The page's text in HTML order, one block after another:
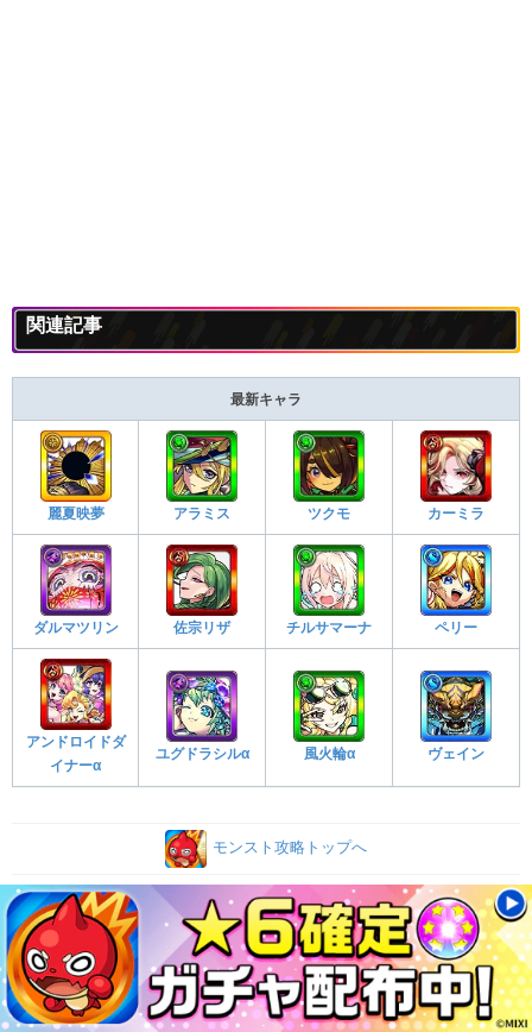
関連記事
最新キャラ
麗夏映夢 アラミス ツクモ カーミラ
ダルマツリン 佐宗リザ チルサマーナ ペリー
アンドロイドダ
イナーα
ユグドラシルα 風火輪α ヴェイン
モンスト攻略トップへ
©MIXI All rights reserved.
※アルテマに掲載しているゲーム内画像の著作権、商標権その他の知的財産権は、当
該コンテンツの提供元に帰属します
▶モンスターストライク公式サイト
モンストの注目記事